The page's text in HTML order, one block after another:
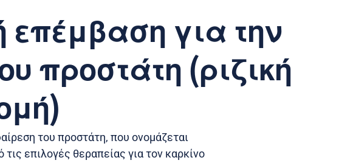
επέμβαση για την
προστάτη (ριζική
του προστάτη, που ονομάζεται
τις επιλογές θεραπείας για τον καρκίνο